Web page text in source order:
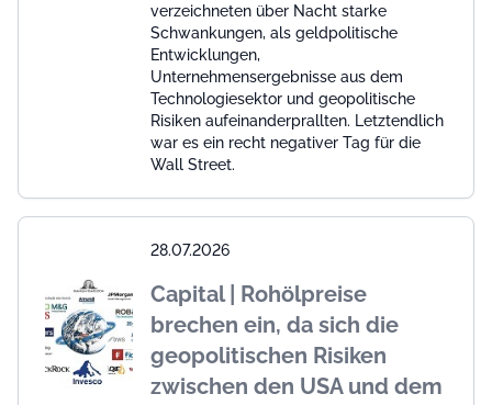
verzeichneten über Nacht starke
Schwankungen, als geldpolitische
Entwicklungen,
Unternehmensergebnisse aus dem
Technologiesektor und geopolitische
Risiken aufeinanderprallten. Letztendlich
war es ein recht negativer Tag für die
Wall Street.
28.07.2026
Capital | Rohölpreise
brechen ein, da sich die
geopolitischen Risiken
zwischen den USA und dem